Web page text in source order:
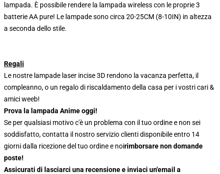
lampada. È possibile rendere la lampada wireless con le proprie 3
batterie AA pure! Le lampade sono circa 20-25CM (8-10IN) in altezza
a seconda dello stile.
Regali
Le nostre lampade laser incise 3D rendono la vacanza perfetta, il
compleanno, o un regalo di riscaldamento della casa per i vostri cari &
amici weeb!
Prova la lampada Anime oggi!
Se per qualsiasi motivo c'è un problema con il tuo ordine e non sei
soddisfatto, contatta il nostro servizio clienti disponibile entro 14
giorni dalla ricezione del tuo ordine e noirimborsare non domande
poste!
Assicurati di lasciarci una recensione e inviaci un'email a